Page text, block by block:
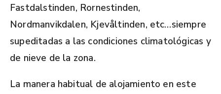
Fastdalstinden, Rornestinden,
Nordmanvikdalen, Kjevåltinden, etc…siempre
supeditadas a las condiciones climatológicas y
de nieve de la zona.
La manera habitual de alojamiento en este